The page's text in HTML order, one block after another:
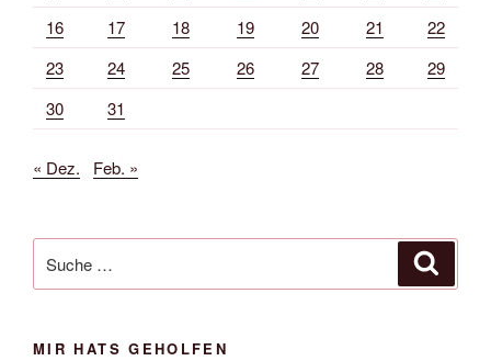
16
17 18 19 20 21
22
23
24 25 26 27 28
29
30
31
« Dez. Feb. »
nach:
MIR HATS GEHOLFEN